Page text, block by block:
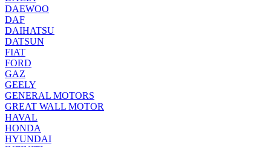
DAEWOO
DAF
DAIHATSU
DATSUN
FIAT
FORD
GAZ
GEELY
GENERAL MOTORS
GREAT WALL MOTOR
HAVAL
HONDA
HYUNDAI